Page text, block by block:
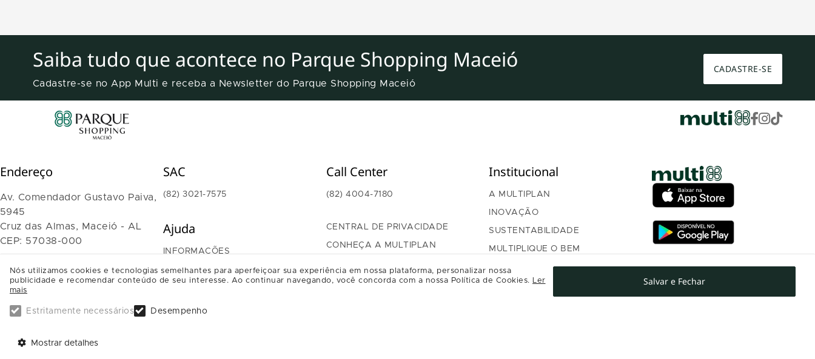
Saiba tudo que acontece no Parque Shopping Maceió
Cadastre-se no App Multi e receba a Newsletter do Parque Shopping Maceió
CADASTRE-SE
Nós utilizamos cookies e tecnologias semelhantes para aperfeiçoar sua experiência em nossa plataforma, personalizar nossa
publicidade e recomendar conteúdo de seu interesse. Ao continuar navegando, você concorda com a nossa Política de Cookies. Ler
mais
Estritamente necessários Desempenho
Mostrar detalhes
Salvar e Fechar
Endereço
Av. Comendador Gustavo Paiva,
5945
Cruz das Almas, Maceió - AL
CEP: 57038-000
SAIBA COMO CHEGAR
SAC
(82) 3021-7575
Ajuda
INFORMAÇÕES
TRABALHE CONOSCO
Call Center
(82) 4004-7180
CENTRAL DE PRIVACIDADE
CONHEÇA A MULTIPLAN
Institucional
A MULTIPLAN
INOVAÇÃO
SUSTENTABILIDADE
MULTIPLIQUE O BEM
GOVERNANÇA
RELAÇÃO COM INVESTIDORES